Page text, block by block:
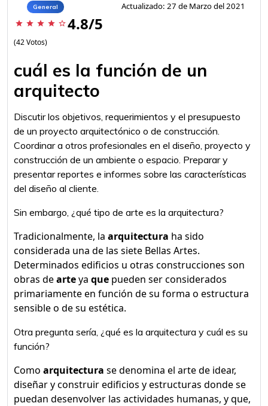
General Actualizado: 27 de Marzo del 2021
star star star star star_border 4.8/5
(42 Votos)
cuál es la función de un
arquitecto
Discutir los objetivos, requerimientos y el presupuesto
de un proyecto arquitectónico o de construcción.
Coordinar a otros profesionales en el diseño, proyecto y
construcción de un ambiente o espacio. Preparar y
presentar reportes e informes sobre las características
del diseño al cliente.
Sin embargo, ¿qué tipo de arte es la arquitectura?
Tradicionalmente, la arquitectura ha sido
considerada una de las siete Bellas Artes.
Determinados edificios u otras construcciones son
obras dearteya que pueden ser considerados
primariamente en función de su forma o estructura
sensible o de su estética.
Otra pregunta sería, ¿qué es la arquitectura y cuál es su
función?
Como arquitectura se denomina el arte de idear,
diseñar y construir edificios y estructuras donde se
puedan desenvolver las actividades humanas, y que,